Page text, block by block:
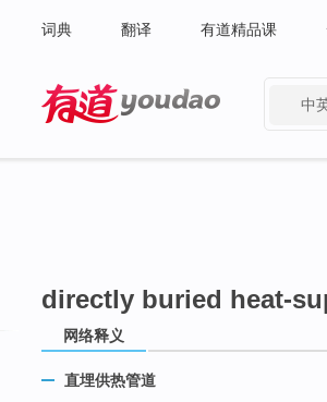
词典 翻译 有道精品课
中
directly buried heat-
网络释义
直埋供热管道